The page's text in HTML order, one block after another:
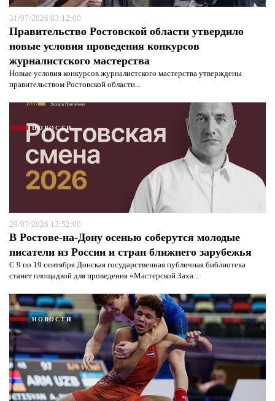
31/07/2026 03:12:00
Правительство Ростовской области утвердило
новые условия проведения конкурсов
журналистского мастерства
Новые условия конкурсов журналистского мастерства утверждены
правительством Ростовской области...
НОВОСТИ
29/07/2026 13:52:00
В Ростове-на-Дону осенью соберутся молодые
писатели из России и стран ближнего зарубежья
С 9 по 19 сентября Донская государственная публичная библиотека
станет площадкой для проведения «Мастерской Заха...
НОВОСТИ